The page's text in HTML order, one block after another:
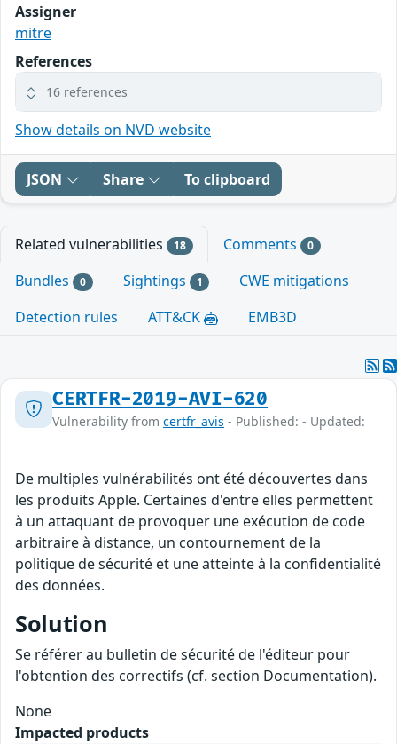
Assigner
mitre
References
16 references
Show details on NVD website
JSON Share To clipboard
Related vulnerabilities 18 Comments 0
Bundles 0 Sightings 1
CWE mitigations
Detection rules
ATT&CK EMB3D
CERTFR-2019-AVI-620
Vulnerability from certfr_avis - Published: - Updated:
De multiples vulnérabilités ont été découvertes dans
les produits Apple. Certaines d'entre elles permettent
à un attaquant de provoquer une exécution de code
arbitraire à distance, un contournement de la
politique de sécurité et une atteinte à la confidentialité
des données.
Solution
Se référer au bulletin de sécurité de l'éditeur pour
l'obtention des correctifs (cf. section Documentation).
None
Impacted products